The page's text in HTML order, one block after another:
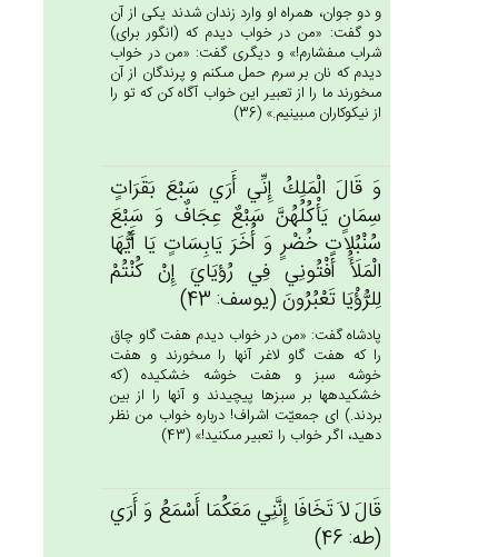
و دو جوان، همراه او وارد زندان شدند يكى از آن
دو گفت: «من در خواب ديدم كه (انگور براى)
شراب مى‏فشارم!» و ديگرى گفت: «من در خواب
ديدم كه نان بر سرم حمل مى‏كنم و پرندگان از آن
مى‏خورند ما را از تعبير اين خواب آگاه كن كه تو را
از نيكوكاران مى‏بينيم.» (36)
وَ قَال‌َ الْمَلِك‌ُ إِنِّي‌ أَرَي‌ سَبْع‌َ بَقَرَات‌ٍ
سِمَان‌ٍ يَأْكُلُهُن‌َّ سَبْع‌ٌ عِجَاف‌ٌ وَ سَبْع‌َ
سُنْبُلات‌ٍ خُضْرٍ وَ أُخَرَ يَابِسَات‌ٍ يَا أَيُّهَا
الْمَلَأَُ أَفْتُونِي‌ فِي‌ رُؤيَاي‌َ إِنْ‌ كُنْتُم‌ْ
لِلرُّؤْيَا تَعْبُرُون‌َ (يوسف: 43)
پادشاه گفت: «من در خواب ديدم هفت گاو چاق
را كه هفت گاو لاغر آنها را مى‏خورند و هفت
خوشه سبز و هفت خوشه خشكيده (كه
خشكيده‏ها بر سبزها پيچيدند و آنها را از بين
بردند.) اى جمعيّت اشراف! درباره خواب من نظر
دهيد، اگر خواب را تعبير مى‏كنيد!» (43)
قَال‌َ لاَ تَخَافَا إِنَّنِي‌ مَعَكُمَا أَسْمَع‌ُ وَ أَرَي‌
(طه: 46)